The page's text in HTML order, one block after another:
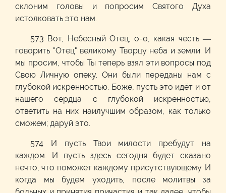
склоним головы и попросим Святого Духа
истолковать это нам.
573 Вот, Небесный Отец, о-о, какая честь —
говорить "Отец" великому Творцу неба и земли. И
мы просим, чтобы Ты теперь взял эти вопросы под
Свою Личную опеку. Они были переданы нам с
глубокой искренностью. Боже, пусть это идёт и от
нашего сердца с глубокой искренностью,
ответить на них наилучшим образом, как только
сможем; даруй это.
574 И пусть Твои милости пребудут на
каждом. И пусть здесь сегодня будет сказано
нечто, что поможет каждому присутствующему. И
когда мы будем уходить, после молитвы за